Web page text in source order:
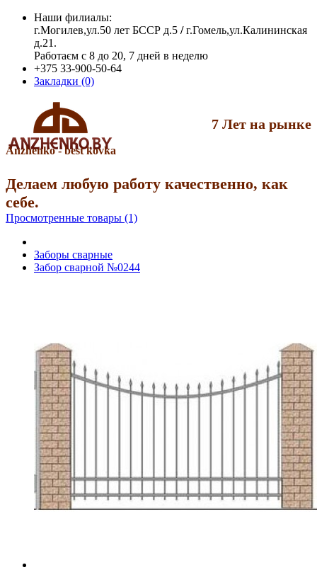
Наши филиалы:
г.Могилев,ул.50 лет БССР д.5 /г.Гомель,ул.Калининская
д.21.
Работаєм с 8 до 20, 7 дней в неделю
+375 33-900-50-64
Закладки (0)
7 Лет на рынке
Anzhenko - best kovka
Делаем любую работу качественно, как
себе.
Просмотренные товары (1)
Заборы сварные
Забор сварной №0244